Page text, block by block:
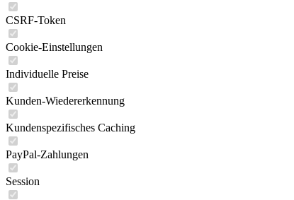
CSRF-Token
Cookie-Einstellungen
Individuelle Preise
Kunden-Wiedererkennung
Kundenspezifisches Caching
PayPal-Zahlungen
Session